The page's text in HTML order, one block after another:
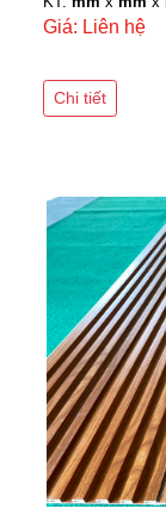
Giá: Liên hệ
Chi tiết